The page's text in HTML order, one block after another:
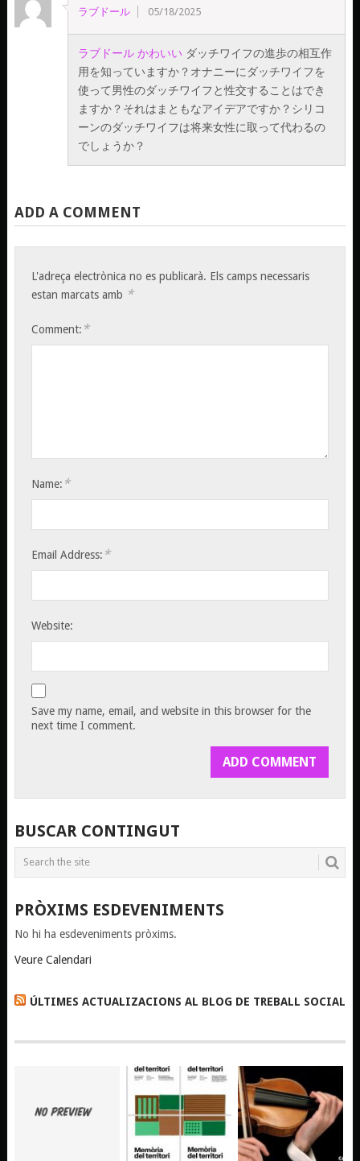
ラブドール 05/18/2025
ラブドール かわいい ダッチワイフの進歩の相互作
用を知っていますか？オナニーにダッチワイフを
使って男性のダッチワイフと性交することはでき
ますか？それはまともなアイデアですか？シリコ
ーンのダッチワイフは将来女性に取って代わるの
でしょうか？
ADD A COMMENT
L'adreça electrònica no es publicarà. Els camps necessaris
estan marcats amb *
Comment: *
Name: *
Email Address: *
Website:
Save my name, email, and website in this browser for the
next time I comment.
BUSCAR CONTINGUT
PRÒXIMS ESDEVENIMENTS
No hi ha esdeveniments pròxims.
Veure Calendari
ÚLTIMES ACTUALIZACIONS AL BLOG DE TREBALL SOCIAL